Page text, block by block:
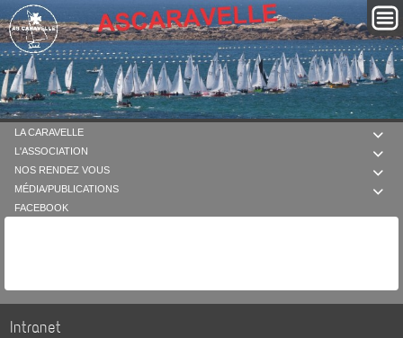

LA CARAVELLE

L'ASSOCIATION

NOS RENDEZ VOUS

MÉDIA/PUBLICATIONS
FACEBOOK
Intranet